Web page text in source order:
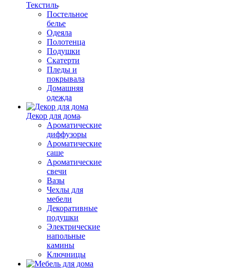
Текстиль
Постельное
белье
Одеяла
Полотенца
Подушки
Скатерти
Пледы и
покрывала
Домашняя
одежда
Декор для дома
Ароматические
диффузоры
Ароматические
саше
Ароматические
свечи
Вазы
Чехлы для
мебели
Декоративные
подушки
Электрические
напольные
камины
Ключницы